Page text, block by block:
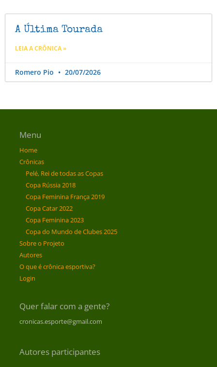
A Última Tourada
LEIA A CRÔNICA »
Romero Pio 20/07/2026
Menu
Home
Crônicas
Pelé, Rei de todas as Copas
Copa Rússia 2018
Copa Feminina França 2019
Copa Catar 2022
Copa Feminina 2023
Copa do Mundo de Clubes 2025
Sobre o Projeto
Autores
O que é crônica esportiva?
Login
Quer falar com a gente?
cronicas.esporte@gmail.com
Autores participantes